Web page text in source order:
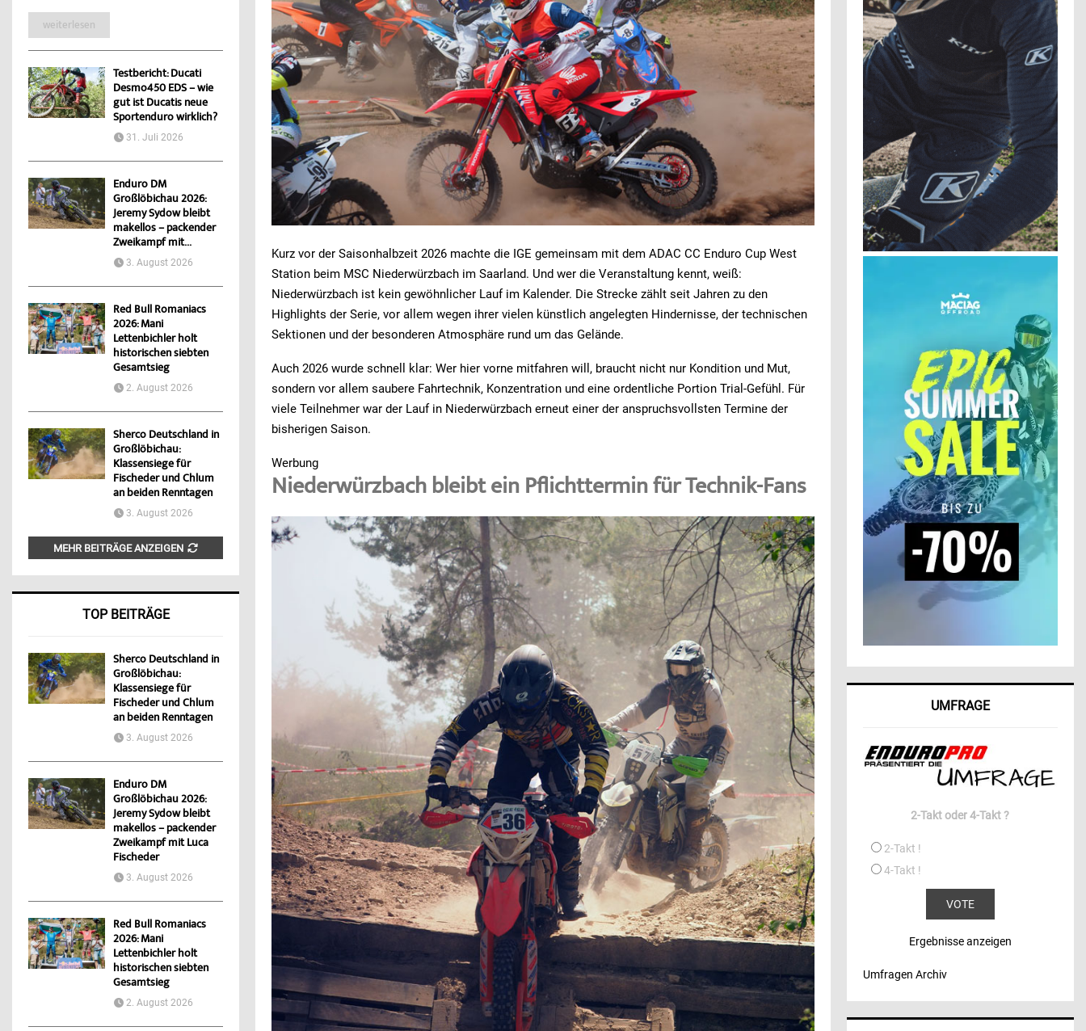
Kurz vor der Saisonhalbzeit 2026 machte die IGE gemeinsam mit dem ADAC CC Enduro Cup West
Station beim MSC Niederwürzbach im Saarland. Und wer die Veranstaltung kennt, weiß:
Niederwürzbach ist kein gewöhnlicher Lauf im Kalender. Die Strecke zählt seit Jahren zu den
Highlights der Serie, vor allem wegen ihrer vielen künstlich angelegten Hindernisse, der technischen
Sektionen und der besonderen Atmosphäre rund um das Gelände.
Auch 2026 wurde schnell klar: Wer hier vorne mitfahren will, braucht nicht nur Kondition und Mut,
sondern vor allem saubere Fahrtechnik, Konzentration und eine ordentliche Portion Trial-Gefühl. Für
viele Teilnehmer war der Lauf in Niederwürzbach erneut einer der anspruchsvollsten Termine der
bisherigen Saison.
Werbung
Niederwürzbach bleibt ein Pflichttermin für Technik-Fans
weiterlesen
Testbericht: Ducati
Desmo450 EDS – wie
gut ist Ducatis neue
Sportenduro wirklich?
31. Juli 2026
Enduro DM
Großlöbichau 2026:
Jeremy Sydow bleibt
makellos – packender
Zweikampf mit...
3. August 2026
Red Bull Romaniacs
2026: Mani
Lettenbichler holt
historischen siebten
Gesamtsieg
2. August 2026
Sherco Deutschland in
Großlöbichau:
Klassensiege für
Fischeder und Chlum
an beiden Renntagen
3. August 2026
MEHR BEITRÄGE ANZEIGEN
TOP BEITRÄGE
Sherco Deutschland in
Großlöbichau:
Klassensiege für
Fischeder und Chlum
an beiden Renntagen
3. August 2026
Enduro DM
Großlöbichau 2026:
Jeremy Sydow bleibt
makellos – packender
Zweikampf mit Luca
Fischeder
3. August 2026
Red Bull Romaniacs
2026: Mani
Lettenbichler holt
historischen siebten
Gesamtsieg
2. August 2026
UMFRAGE
2-Takt oder 4-Takt ?
2-Takt !
4-Takt !
Ergebnisse anzeigen
Umfragen Archiv